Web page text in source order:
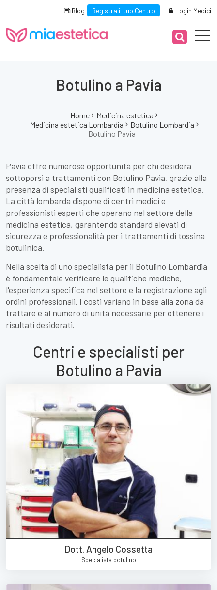
Blog Registra il tuo Centro Login Medici
Botulino a Pavia
Home
Medicina estetica
Medicina estetica Lombardia
Botulino Lombardia
Botulino Pavia
Pavia offre numerose opportunità per chi desidera
sottoporsi a trattamenti con Botulino Pavia, grazie alla
presenza di specialisti qualificati in medicina estetica.
La città lombarda dispone di centri medici e
professionisti esperti che operano nel settore della
medicina estetica, garantendo standard elevati di
sicurezza e professionalità per i trattamenti di tossina
botulinica.
Nella scelta di uno specialista per il Botulino Lombardia
è fondamentale verificare le qualifiche mediche,
l'esperienza specifica nel settore e la registrazione agli
ordini professionali. I costi variano in base alla zona da
trattare e al numero di unità necessarie per ottenere i
risultati desiderati.
Centri e specialisti per
Botulino a Pavia
Dott. Angelo Cossetta
Specialista botulino